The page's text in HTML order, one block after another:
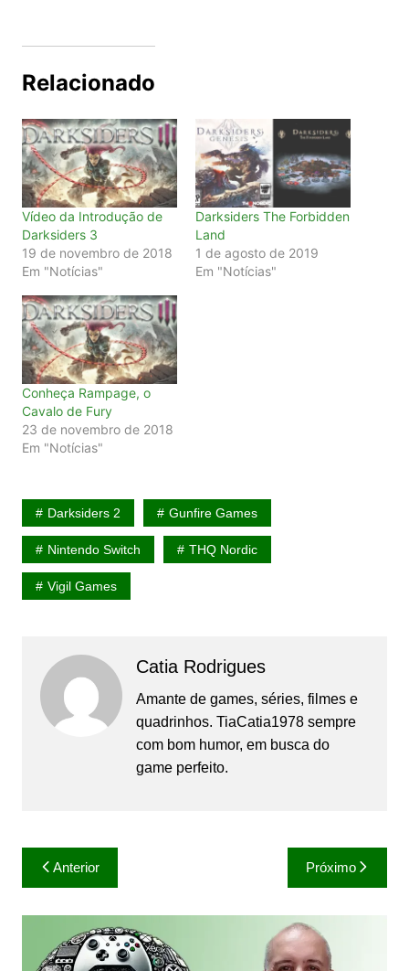
Relacionado
Vídeo da Introdução de
Darksiders 3
19 de novembro de 2018
Em "Notícias"
Darksiders The Forbidden
Land
1 de agosto de 2019
Em "Notícias"
Conheça Rampage, o
Cavalo de Fury
23 de novembro de 2018
Em "Notícias"
Darksiders 2 Gunfire Games
Nintendo Switch THQ Nordic
Vigil Games
Catia Rodrigues
Amante de games, séries, filmes e
quadrinhos. TiaCatia1978 sempre
com bom humor, em busca do
game perfeito.
Navegação
de
Post
Anterior Próximo